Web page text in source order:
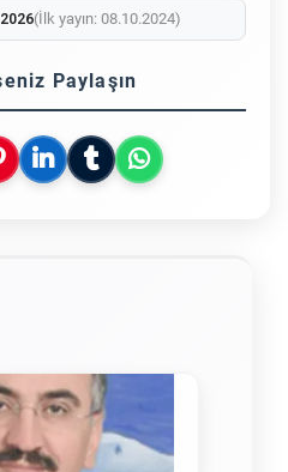
(İlk yayın: 08.10.2024)
Paylaşın